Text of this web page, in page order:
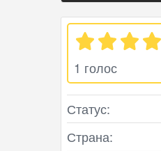
1 голос
Статус:
Страна: